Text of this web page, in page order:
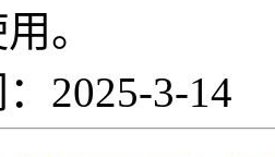
。
2025-3-14